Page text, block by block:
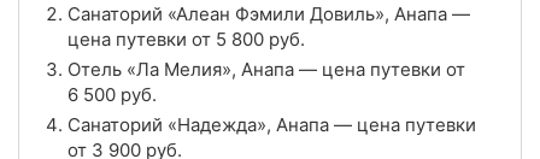
Отзывы 6 отзывов
Санаторий «Рябинушка», Анапа
Цена в сутки от4 000 руб.
Санаторий «Алеан Фэмили Довиль», Анапа —
цена путевки от 5 800 руб.
Отель «Ла Мелия», Анапа — цена путевки от
6 500 руб.
Санаторий «Надежда», Анапа — цена путевки
от 3 900 руб.